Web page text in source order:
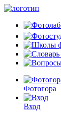
Фотогора
Вход